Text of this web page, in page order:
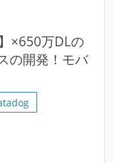
×650万DLの
の開発！モバ